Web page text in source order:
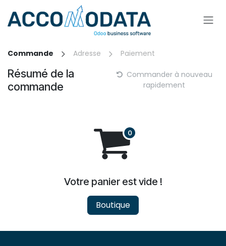
Se rendre au contenu
Commande Adresse Paiement
Résumé de la
commande
Commander à nouveau
rapidement
Votre panier est vide !
Boutique